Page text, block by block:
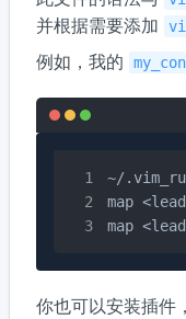
并根据需要添加
例如，我的
~/
map
map
你也可以安装插件